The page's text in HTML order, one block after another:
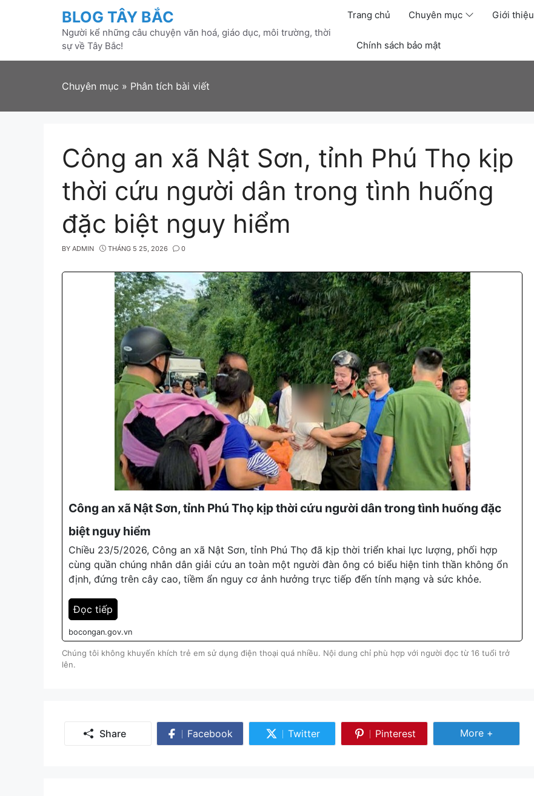
BLOG TÂY BẮC
Người kể những câu chuyện văn hoá, giáo dục, môi trường, thời
sự về Tây Bắc!
Trang chủ Chuyên mục Giới thiệu
Chính sách bảo mật
Chuyên mục » Phân tích bài viết
Công an xã Nật Sơn, tỉnh Phú Thọ kịp
thời cứu người dân trong tình huống
đặc biệt nguy hiểm
BY ADMIN THÁNG 5 25, 2026 0
Công an xã Nật Sơn, tỉnh Phú Thọ kịp thời cứu người dân trong tình huống đặc
biệt nguy hiểm
Chiều 23/5/2026, Công an xã Nật Sơn, tỉnh Phú Thọ đã kịp thời triển khai lực lượng, phối hợp
cùng quần chúng nhân dân giải cứu an toàn một người đàn ông có biểu hiện tinh thần không ổn
định, đứng trên cây cao, tiềm ẩn nguy cơ ảnh hưởng trực tiếp đến tính mạng và sức khỏe.
Đọc tiếp
bocongan.gov.vn
Chúng tôi không khuyến khích trẻ em sử dụng điện thoại quá nhiều. Nội dung chỉ phù hợp với người đọc từ 16 tuổi trở
lên.
Share Facebook
Share
Twitter
Share
Pinterest
Share
Share More
More +